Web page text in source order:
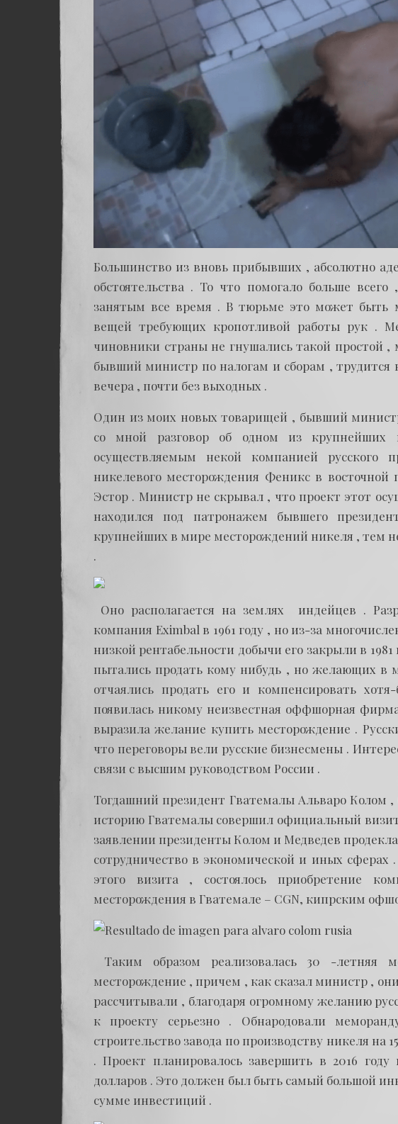
Большинство из вновь прибывших , абсолютно
обстоятельства . То что помогало больше
занятым все время . В тюрьме это может быть
вещей требующих кропотливой работы рук .
чиновники страны не гнушались такой простой
бывший министр по налогам и сборам , трудится
вечера , почти без выходных .
Один из моих новых товарищей , бывший
со мной разговор об одном из крупнейших
осуществляемым некой компанией русского
никелевого месторождения Феникс в
Эстор . Министр не скрывал , что проект этот
находился под патронажем бывшего
крупнейших в мире месторождений никеля , тем
.
Оно располагается на землях индейцев .
компания Eximbal в 1961 году , но из-за
низкой рентабельности добычи его закрыли в
пытались продать кому нибудь , но желающих в
отчаялись продать его и компенсировать
появилась никому неизвестная оффшорная
выразила желание купить месторождение .
что переговоры вели русские бизнесмены .
связи с высшим руководством России .
Тогдашний президент Гватемалы Альваро Колом
историю Гватемалы совершил официальный
заявлении президенты Колом и Медведев
сотрудничество в экономической и иных сферах
этого визита , состоялось приобретение
месторождения в Гватемале – CGN, кипрским
Таким образом реализовалась 30 -летняя
месторождение , причем , как сказал министр ,
рассчитывали , благодаря огромному желанию
к проекту серьезно . Обнародовали
строительство завода по производству никеля на
. Проект планировалось завершить в 2016
долларов . Это должен был быть самый большой
сумме инвестиций .